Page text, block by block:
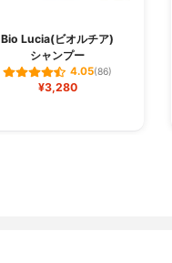
Bio Lucia(ビオルチア)
シャンプー
4.05(86)
¥3,280